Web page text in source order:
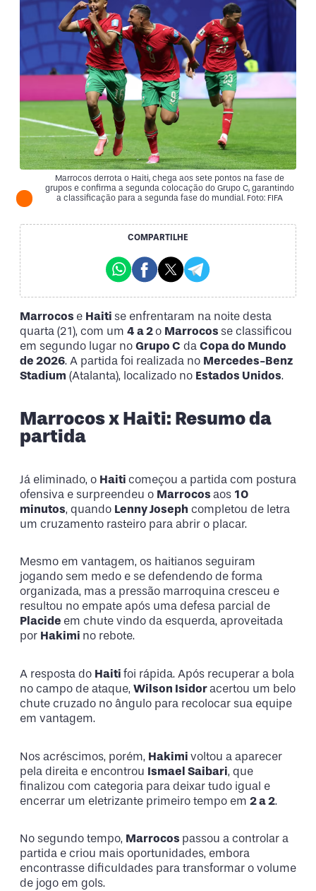
Marrocos derrota o Haiti, chega aos sete pontos na fase de
grupos e confirma a segunda colocação do Grupo C, garantindo
a classificação para a segunda fase do mundial. Foto: FIFA
COMPARTILHE
Marrocos e Haiti se enfrentaram na noite desta
quarta (21), com um 4 a 2o Marrocos se classificou
em segundo lugar no Grupo C da Copa do Mundo
de 2026. A partida foi realizada no Mercedes-Benz
Stadium (Atalanta), localizado no Estados Unidos.
Marrocos x Haiti: Resumo da
partida
Já eliminado, o Haiti começou a partida com postura
ofensiva e surpreendeu o Marrocos aos 10
minutos, quando Lenny Joseph completou de letra
um cruzamento rasteiro para abrir o placar.
Mesmo em vantagem, os haitianos seguiram
jogando sem medo e se defendendo de forma
organizada, mas a pressão marroquina cresceu e
resultou no empate após uma defesa parcial de
Placide em chute vindo da esquerda, aproveitada
por Hakimi no rebote.
A resposta do Haiti foi rápida. Após recuperar a bola
no campo de ataque, Wilson Isidoracertou um belo
chute cruzado no ângulo para recolocar sua equipe
em vantagem.
Nos acréscimos, porém, Hakimi voltou a aparecer
pela direita e encontrou Ismael Saibari, que
finalizou com categoria para deixar tudo igual e
encerrar um eletrizante primeiro tempo em 2 a 2.
No segundo tempo, Marrocos passou a controlar a
partida e criou mais oportunidades, embora
encontrasse dificuldades para transformar o volume
de jogo em gols.